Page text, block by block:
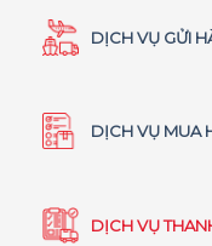
DỊCH VỤ GỬI
DỊCH VỤ MUA
DỊCH VỤ